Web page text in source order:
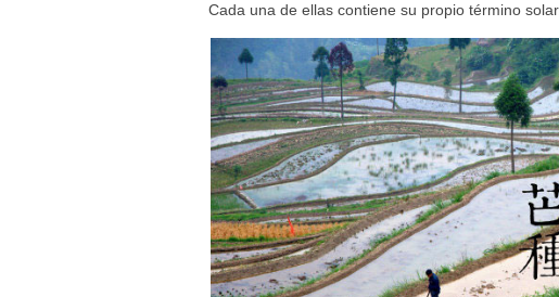
Cada una de ellas contiene su propio término